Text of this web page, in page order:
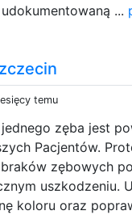
...
temu
zęba jest
Pacjentów.
zębowych
uszkodzeniu.
koloru oraz